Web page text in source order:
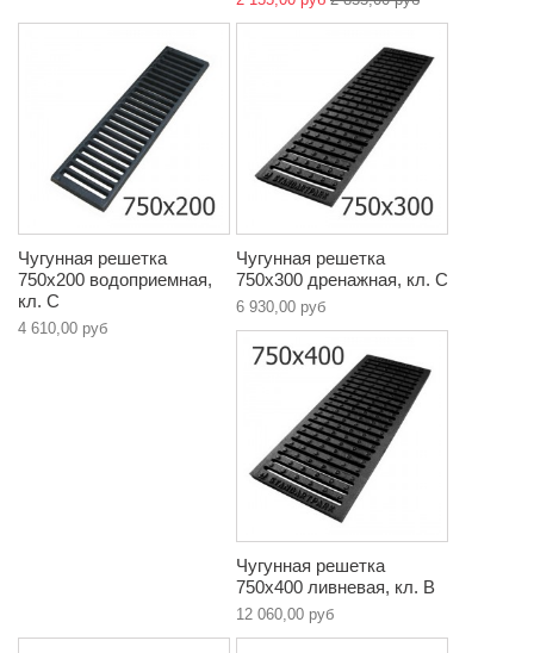
Чугунная решетка
750х200 водоприемная,
кл. C
4 610,00 руб
Чугунная решетка
750х300 дренажная, кл. C
6 930,00 руб
Чугунная решетка
750х400 ливневая, кл. В
12 060,00 руб